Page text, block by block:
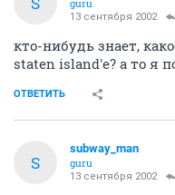
guru
13 сентября 2002
кто-нибудь знает,
staten island'е? а то я
ОТВЕТИТЬ
S
subway_man
guru
13 сентября 2002